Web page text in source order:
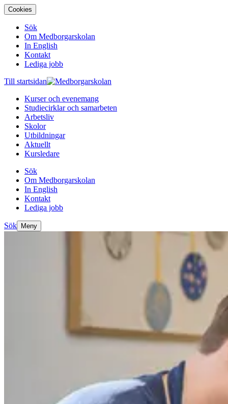
Cookies
Sök
Om Medborgarskolan
In English
Kontakt
Lediga jobb
Till startsidan
Kurser och evenemang
Studiecirklar och samarbeten
Arbetsliv
Skolor
Utbildningar
Aktuellt
Kursledare
Sök
Om Medborgarskolan
In English
Kontakt
Lediga jobb
Sök Meny